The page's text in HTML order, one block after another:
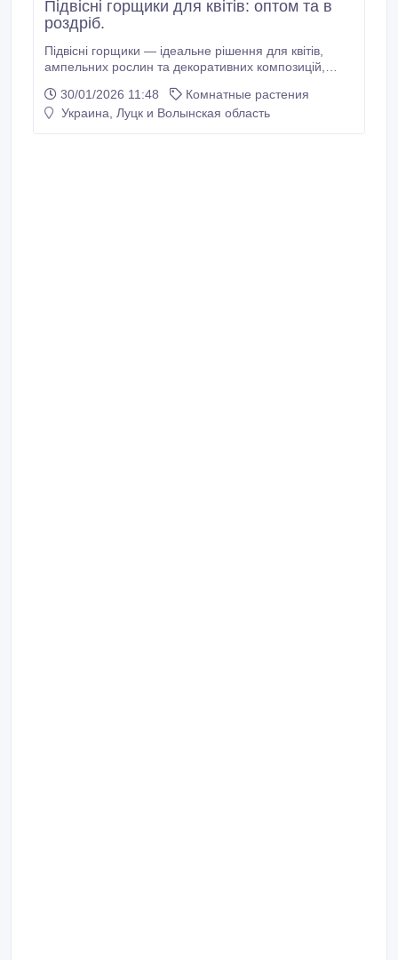
Підвісні горщики для квітів: оптом та в
роздріб.
Підвісні горщики — ідеальне рішення для квітів,
ампельних рослин та декоративних композицій,
балконі, терасі чи в домі, не займаючи місце на
підлозі та підвіконнях! У магазині Горшок.Шоп ви
30/01/2026 11:48
Комнатные растения
Украина, Луцк и Волынская область